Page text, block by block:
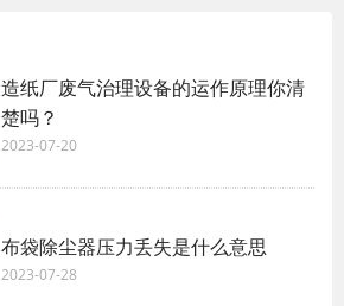
造纸厂废气治理设备的运作原理你清
楚吗？
2023-07-20
布袋除尘器压力丢失是什么意思
2023-07-28